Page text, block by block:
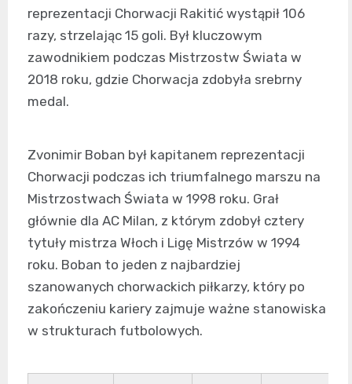
reprezentacji Chorwacji Rakitić wystąpił 106
razy, strzelając 15 goli. Był kluczowym
zawodnikiem podczas Mistrzostw Świata w
2018 roku, gdzie Chorwacja zdobyła srebrny
medal.
Zvonimir Boban był kapitanem reprezentacji
Chorwacji podczas ich triumfalnego marszu na
Mistrzostwach Świata w 1998 roku. Grał
głównie dla AC Milan, z którym zdobył cztery
tytuły mistrza Włoch i Ligę Mistrzów w 1994
roku. Boban to jeden z najbardziej
szanowanych chorwackich piłkarzy, który po
zakończeniu kariery zajmuje ważne stanowiska
w strukturach futbolowych.